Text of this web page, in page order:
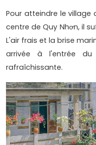
Pour atteindre le village
centre de Quy Nhơn, il
L'air frais et la brise
arrivée à l'entrée du
rafraîchissante.